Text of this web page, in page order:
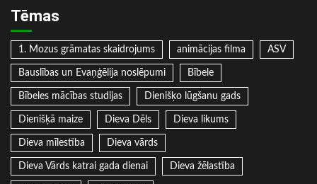
Tēmas
1. Mozus grāmatas skaidrojums animācijas filma ASV
Bauslības un Evaņģēlija noslēpumi Bībele
Bībeles mācības studijas Dienišķo lūgšanu gads
Dienišķā maize Dieva Dēls Dieva likums
Dieva mīlestība Dieva vārds
Dieva Vārds katrai gada dienai Dieva žēlastība